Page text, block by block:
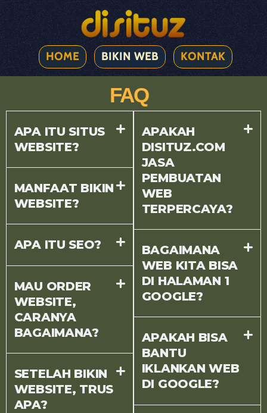
HOME BIKIN WEB KONTAK
FAQ
APA ITU SITUS
WEBSITE?
MANFAAT BIKIN
WEBSITE?
APA ITU SEO?
MAU ORDER
WEBSITE,
CARANYA
BAGAIMANA?
SETELAH BIKIN
WEBSITE, TRUS
APA?
APAKAH
DISITUZ.COM
JASA
PEMBUATAN
WEB
TERPERCAYA?
BAGAIMANA
WEB KITA BISA
DI HALAMAN 1
GOOGLE?
APAKAH BISA
BANTU
IKLANKAN WEB
DI GOOGLE?